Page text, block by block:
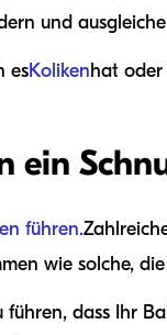
und
esKolikenhat
ein
führen.
wie solche,
führen, dass Ihr